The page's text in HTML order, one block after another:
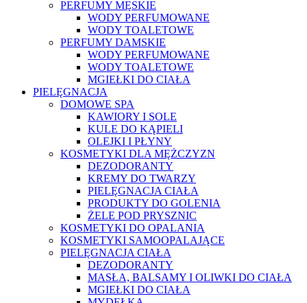
PERFUMY MĘSKIE
WODY PERFUMOWANE
WODY TOALETOWE
PERFUMY DAMSKIE
WODY PERFUMOWANE
WODY TOALETOWE
MGIEŁKI DO CIAŁA
PIELĘGNACJA
DOMOWE SPA
KAWIORY I SOLE
KULE DO KĄPIELI
OLEJKI I PŁYNY
KOSMETYKI DLA MĘŻCZYZN
DEZODORANTY
KREMY DO TWARZY
PIELĘGNACJA CIAŁA
PRODUKTY DO GOLENIA
ŻELE POD PRYSZNIC
KOSMETYKI DO OPALANIA
KOSMETYKI SAMOOPALAJĄCE
PIELĘGNACJA CIAŁA
DEZODORANTY
MASŁA, BALSAMY I OLIWKI DO CIAŁA
MGIEŁKI DO CIAŁA